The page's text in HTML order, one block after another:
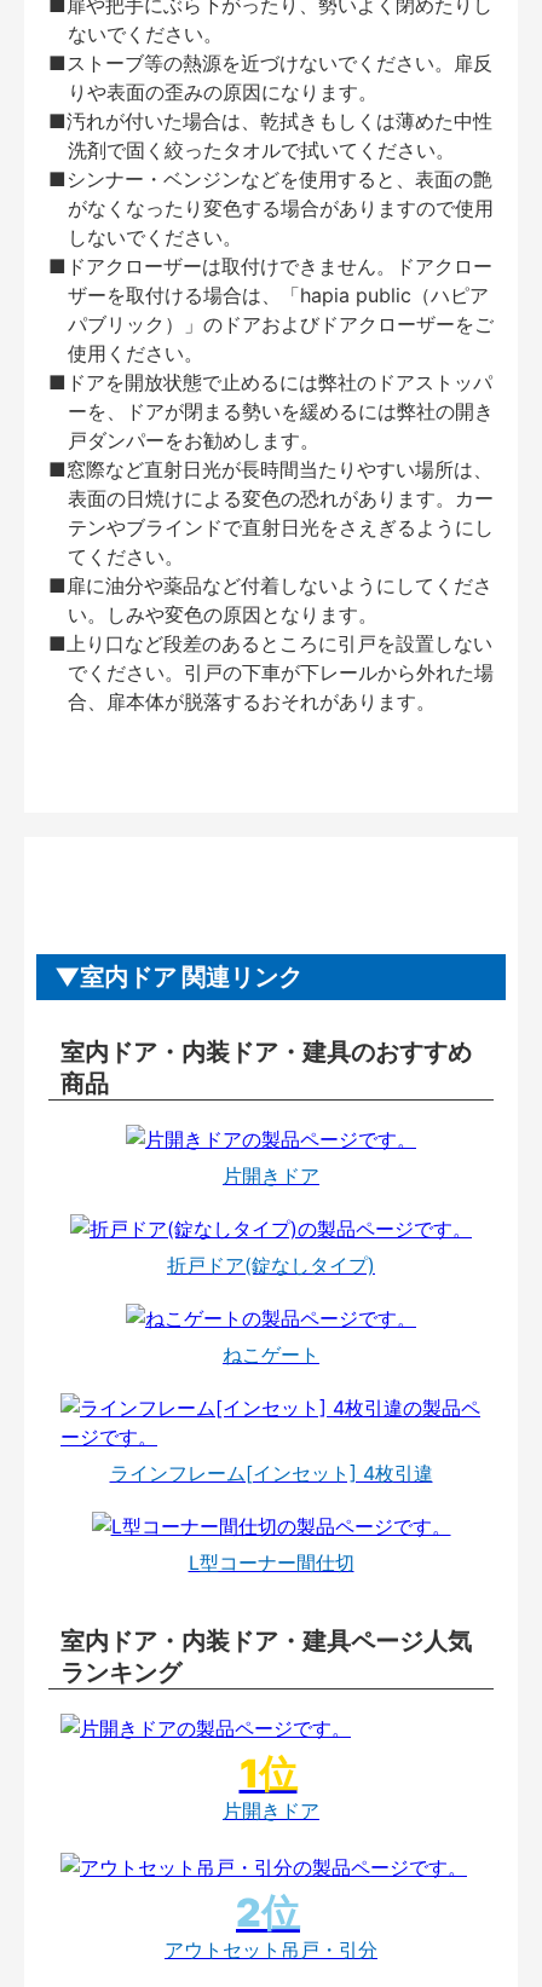
■扉や把手にぶら下がったり、勢いよく閉めたりし
ないでください。
■ストーブ等の熱源を近づけないでください。扉反
りや表面の歪みの原因になります。
■汚れが付いた場合は、乾拭きもしくは薄めた中性
洗剤で固く絞ったタオルで拭いてください。
■シンナー・ベンジンなどを使用すると、表面の艶
がなくなったり変色する場合がありますので使用
しないでください。
■ドアクローザーは取付けできません。ドアクロー
ザーを取付ける場合は、「hapia public（ハピア
パブリック）」のドアおよびドアクローザーをご
使用ください。
■ドアを開放状態で止めるには弊社のドアストッパ
ーを、ドアが閉まる勢いを緩めるには弊社の開き
戸ダンパーをお勧めします。
■窓際など直射日光が長時間当たりやすい場所は、
表面の日焼けによる変色の恐れがあります。カー
テンやブラインドで直射日光をさえぎるようにし
てください。
■扉に油分や薬品など付着しないようにしてくださ
い。しみや変色の原因となります。
■上り口など段差のあるところに引戸を設置しない
でください。引戸の下車が下レールから外れた場
合、扉本体が脱落するおそれがあります。
室内ドア 関連リンク
室内ドア・内装ドア・建具のおすすめ
商品
片開きドア
折戸ドア(錠なしタイプ)
ねこゲート
ラインフレーム[インセット] 4枚引違
L型コーナー間仕切
室内ドア・内装ドア・建具ページ人気
ランキング
片開きドア
アウトセット吊戸・引分